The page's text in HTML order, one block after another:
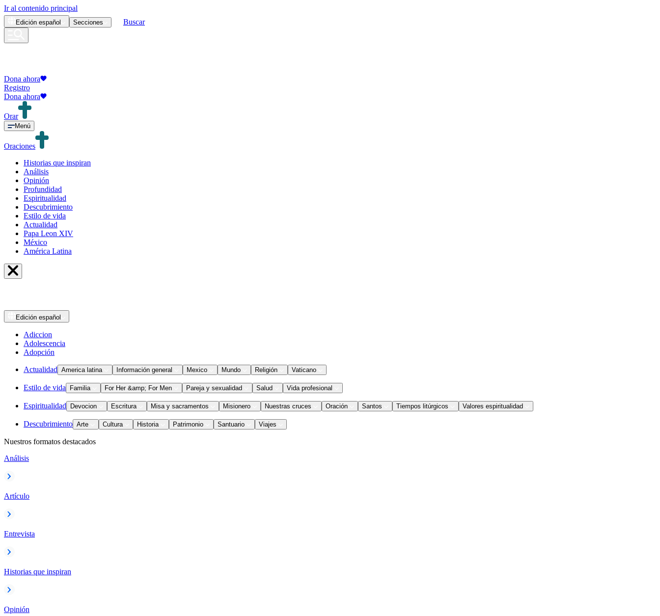
Ir al contenido principal
Edición español Secciones Buscar
Dona ahora
Registro
Dona ahora
Orar
Menú
Oraciones
Historias que inspiran
Análisis
Opinión
Profundidad
Espiritualidad
Descubrimiento
Estilo de vida
Actualidad
Papa Leon XIV
México
América Latina
Edición español
Adiccion
Adolescencia
Adopción
Actualidad America latina Información general Mexico Mundo Religión Vaticano
Estilo de vida Familia For Her &amp; For Men Pareja y sexualidad Salud Vida profesional
Espiritualidad Devocion Escritura Misa y sacramentos Misionero Nuestras cruces Oración Santos Tiempos litúrgicos Valores espiritualidad
Descubrimiento Arte Cultura Historia Patrimonio Santuario Viajes
Nuestros formatos destacados
Análisis
Artículo
Entrevista
Historias que inspiran
Opinión